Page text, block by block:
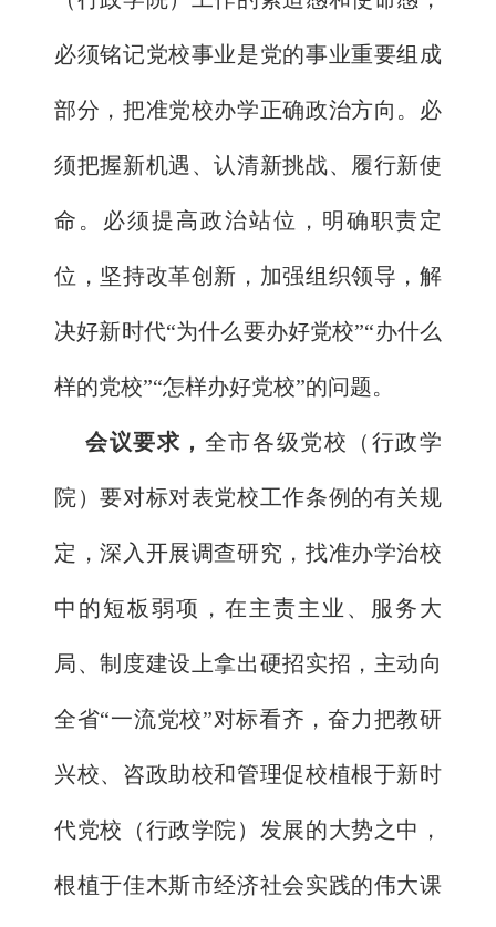
必须铭记党校事业是党的事业重要组成
部分，把准党校办学正确政治方向。必
须把握新机遇、认清新挑战、履行新使
命。必须提高政治站位，明确职责定
位，坚持改革创新，加强组织领导，解
决好新时代“为什么要办好党校”“办什么
样的党校”“怎样办好党校”的问题。
会议要求， 全市各级党校（行政学
院）要对标对表党校工作条例的有关规
定，深入开展调查研究，找准办学治校
中的短板弱项，在主责主业、服务大
局、制度建设上拿出硬招实招，主动向
全省“一流党校”对标看齐，奋力把教研
兴校、咨政助校和管理促校植根于新时
代党校（行政学院）发展的大势之中，
根植于佳木斯市经济社会实践的伟大课